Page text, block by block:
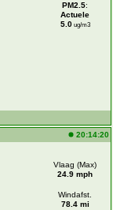
PM2.5:
Actuele
5.0ug/m3
20:14:20
Vlaag (Max)
24.9 mph
Windafst.
78.4 mi